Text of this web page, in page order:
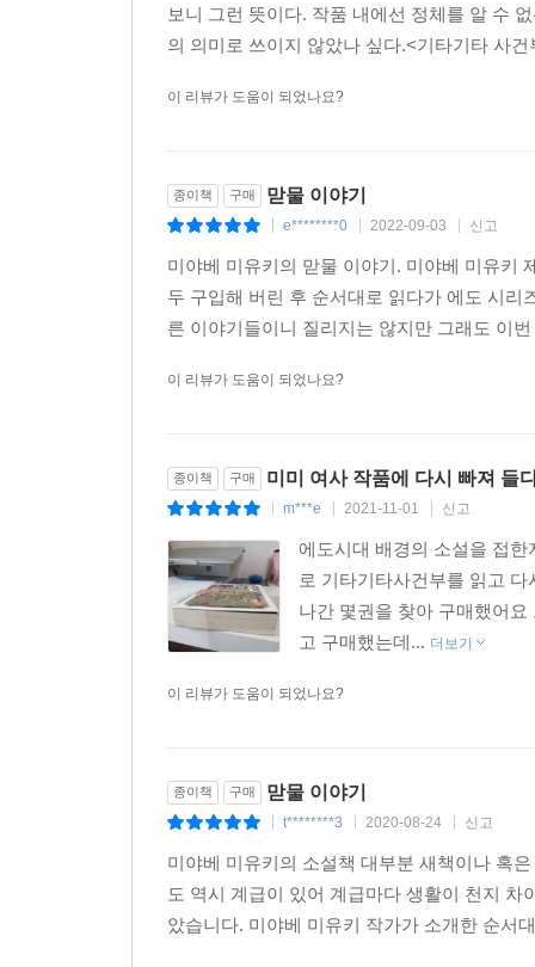
보니 그런 뜻이다. 작품 내에선 정체를 알 수
의 의미로 쓰이지 않았나 싶다.<기타기타 사
이 리뷰가 도움이 되었나요?
종이책 구매 맏물 이야기
e********0 2022-09-03 신고
미야베 미유키의 맏물 이야기. 미야베 미유키
두 구입해 버린 후 순서대로 읽다가 에도 시
른 이야기들이니 질리지는 않지만 그래도 이
이 리뷰가 도움이 되었나요?
종이책 구매 미미 여사 작품에 다시 빠져 들
m***e 2021-11-01 신고
에도시대 배경의 소설을 접
로 기타기타사건부를 읽고
나간 몇권을 찾아 구매했어
고 구매했는데... 더보기
이 리뷰가 도움이 되었나요?
종이책 구매 맏물 이야기
t********3 2020-08-24 신고
미야베 미유키의 소설책 대부분 새책이나 혹
도 역시 계급이 있어 계급마다 생활이 천지
았습니다. 미야베 미유키 작가가 소개한 순서